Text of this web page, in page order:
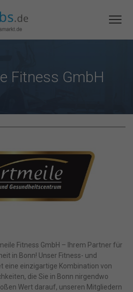
Fitness GmbH
Fitness GmbH – Ihrem Partner für
in Bonn! Unser Fitness- und
eine einzigartige Kombination von
die Sie in Bonn nirgendwo
Wert darauf, unseren Mitgliedern